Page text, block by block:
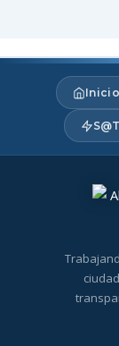
Inicio